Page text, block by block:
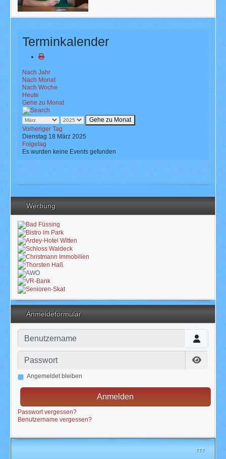
↑↑↑
Werbung
Anmeldeformular
Benutzername
Passwort
Angemeldet bleiben
Anmelden
Passwort vergessen?
Benutzername vergessen?
Terminkalender
Nach Jahr
Nach Monat
Nach Woche
Heute
Gehe zu Monat
Gehe zu Monat
Vorheriger Tag
Dienstag 18 März 2025
Folgetag
Es wurden keine Events gefunden